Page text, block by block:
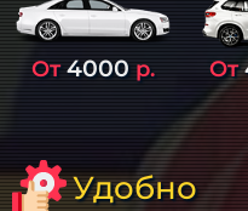
От4000 р. От
Удобно